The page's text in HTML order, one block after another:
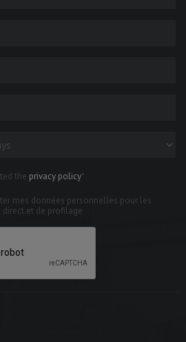
the privacy policy*
mes données personnelles pour les
et de profilage